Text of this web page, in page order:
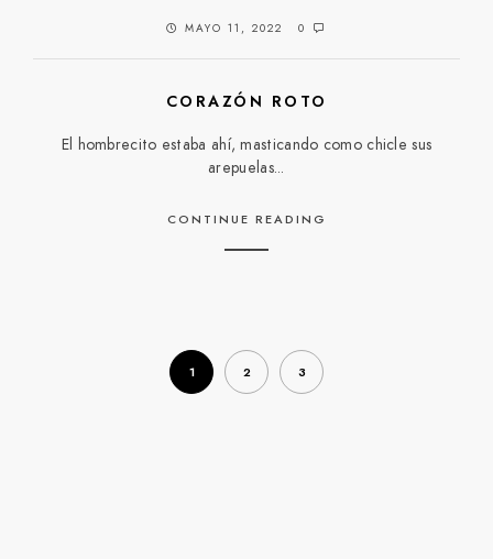
MAYO 11, 2022 0
CORAZÓN ROTO
El hombrecito estaba ahí, masticando como chicle sus
arepuelas...
CONTINUE READING
1 2 3